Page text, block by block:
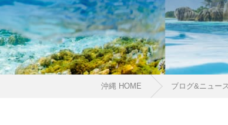
沖縄 HOME ブログ&ニュース